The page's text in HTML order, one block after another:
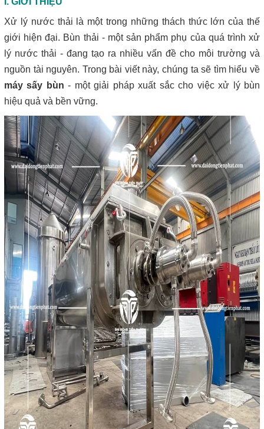
Close
Xử lý nước thải là một trong những thách thức lớn của thế
giới hiện đại. Bùn thải - một sản phẩm phụ của quá trình xử
lý nước thải - đang tạo ra nhiều vấn đề cho môi trường và
nguồn tài nguyên. Trong bài viết này, chúng ta sẽ tìm hiểu về
máy sấy bùn - một giải pháp xuất sắc cho việc xử lý bùn
hiệu quả và bền vững.